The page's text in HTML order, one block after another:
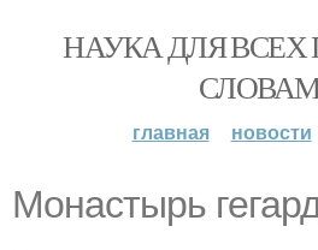
НАУКА ДЛЯ
главная новости
Монастырь